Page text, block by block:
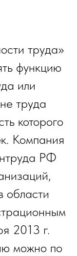
труда»
функцию
или
труда
которого
Компания
РФ
области
2013 г.
можно по